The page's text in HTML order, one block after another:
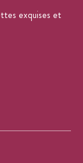
exquises et